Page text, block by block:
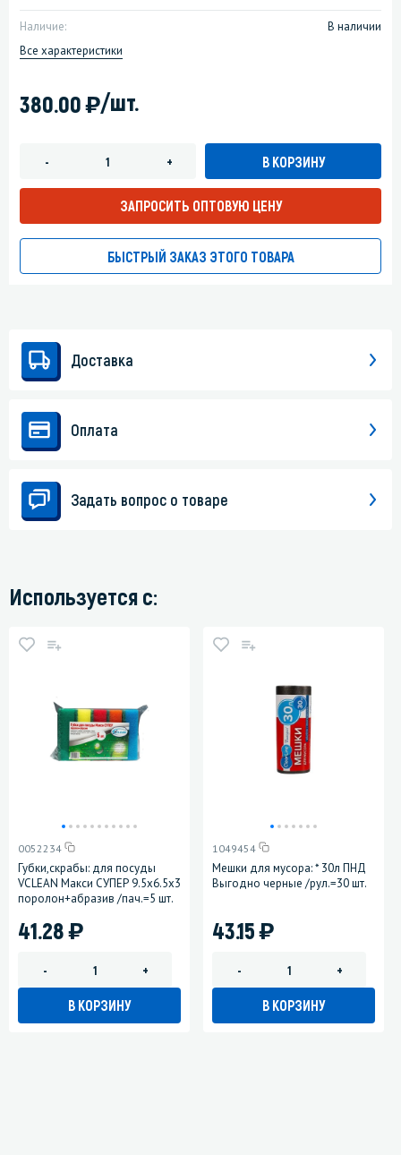
Наличие:
В наличии
Все характеристики
380.00)/шт.
- + В КОРЗИНУ
ЗАПРОСИТЬ ОПТОВУЮ ЦЕНУ
БЫСТРЫЙ ЗАКАЗ ЭТОГО ТОВАРА
Доставка
Оплата
Задать вопрос о товаре
Используется с:
0052234
Губки,скрабы: для посуды
VCLEAN Макси СУПЕР 9.5х6.5х3
поролон+абразив /пач.=5 шт.
41.28)
- +
В КОРЗИНУ
1049454
Мешки для мусора: * 30л ПНД
Выгодно черные /рул.=30 шт.
43.15)
- +
В КОРЗИНУ